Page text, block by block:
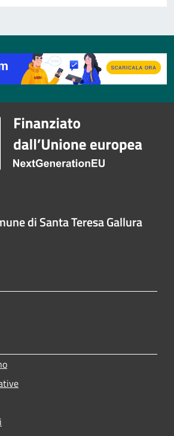
di Santa Teresa Gallura